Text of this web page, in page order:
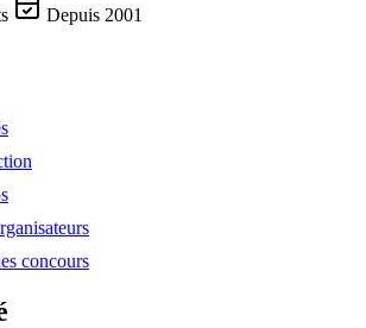
Depuis 2001
concours